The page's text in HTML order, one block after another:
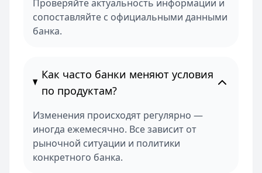
Проверяйте актуальность информации и
сопоставляйте с официальными данными
банка.
Как часто банки меняют условия
по продуктам?
Изменения происходят регулярно —
иногда ежемесячно. Все зависит от
рыночной ситуации и политики
конкретного банка.